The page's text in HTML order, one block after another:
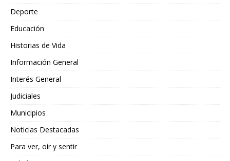
Deporte
Educación
Historias de Vida
Información General
Interés General
Judiciales
Municipios
Noticias Destacadas
Para ver, oír y sentir